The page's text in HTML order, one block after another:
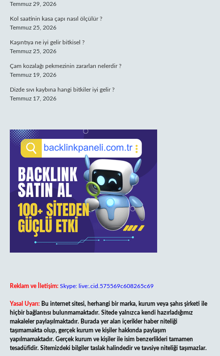
Temmuz 29, 2026
Kol saatinin kasa çapı nasıl ölçülür ?
Temmuz 25, 2026
Kaşıntıya ne iyi gelir bitkisel ?
Temmuz 25, 2026
Çam kozalağı pekmezinin zararları nelerdir ?
Temmuz 19, 2026
Dizde sıvı kaybına hangi bitkiler iyi gelir ?
Temmuz 17, 2026
Reklam ve İletişim: Skype: live:.cid.575569c608265c69
Yasal Uyarı: Bu internet sitesi, herhangi bir marka, kurum veya şahıs şirketi ile
hiçbir bağlantısı bulunmamaktadır. Sitede yalnızca kendi hazırladığımız
makaleler paylaşılmaktadır. Burada yer alan içerikler haber niteliği
taşımamakta olup, gerçek kurum ve kişiler hakkında paylaşım
yapılmamaktadır. Gerçek kurum ve kişiler ile isim benzerlikleri tamamen
tesadüfidir. Sitemizdeki bilgiler taslak halindedir ve tavsiye niteliği taşımazlar.